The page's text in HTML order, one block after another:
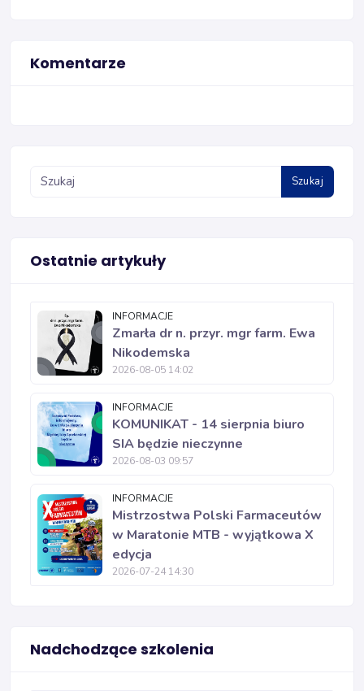
Komentarze
Szukaj
Ostatnie artykuły
INFORMACJE
Zmarła dr n. przyr. mgr farm. Ewa
Nikodemska
2026-08-05 14:02
INFORMACJE
KOMUNIKAT - 14 sierpnia biuro
SIA będzie nieczynne
2026-08-03 09:57
INFORMACJE
Mistrzostwa Polski Farmaceutów
w Maratonie MTB - wyjątkowa X
edycja
2026-07-24 14:30
Nadchodzące szkolenia